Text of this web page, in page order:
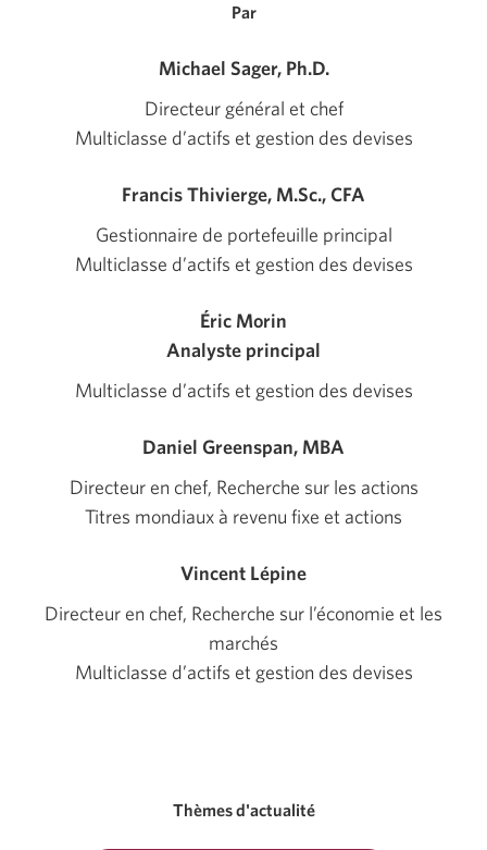
Par
Michael Sager, Ph.D.
Directeur général et chef
Multiclasse d’actifs et gestion des devises
Francis Thivierge, M.Sc., CFA
Gestionnaire de portefeuille principal
Multiclasse d’actifs et gestion des devises
Éric Morin
Analyste principal
Multiclasse d’actifs et gestion des devises
Daniel Greenspan, MBA
Directeur en chef, Recherche sur les actions
Titres mondiaux à revenu fixe et actions
Vincent Lépine
Directeur en chef, Recherche sur l’économie et les
marchés
Multiclasse d’actifs et gestion des devises
Thèmes d'actualité